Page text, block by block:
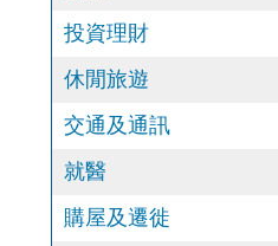
投資理財
休閒旅遊
交通及通訊
就醫
購屋及遷徙